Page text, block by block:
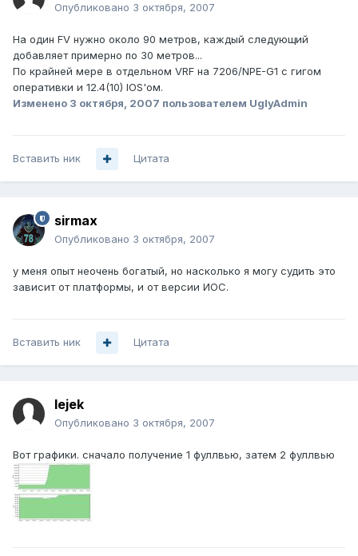
Опубликовано 3 октября, 2007
На один FV нужно около 90 метров, каждый следующий
добавляет примерно по 30 метров...
По крайней мере в отдельном VRF на 7206/NPE-G1 с гигом
оперативки и 12.4(10) IOS'ом.
Изменено 3 октября, 2007 пользователем UglyAdmin
Вставить ник Цитата
sirmax
Опубликовано 3 октября, 2007
у меня опыт неочень богатый, но насколько я могу судить это
зависит от платформы, и от версии ИОС.
Вставить ник Цитата
lejek
Опубликовано 3 октября, 2007
Вот графики. сначало получение 1 фуллвью, затем 2 фуллвью